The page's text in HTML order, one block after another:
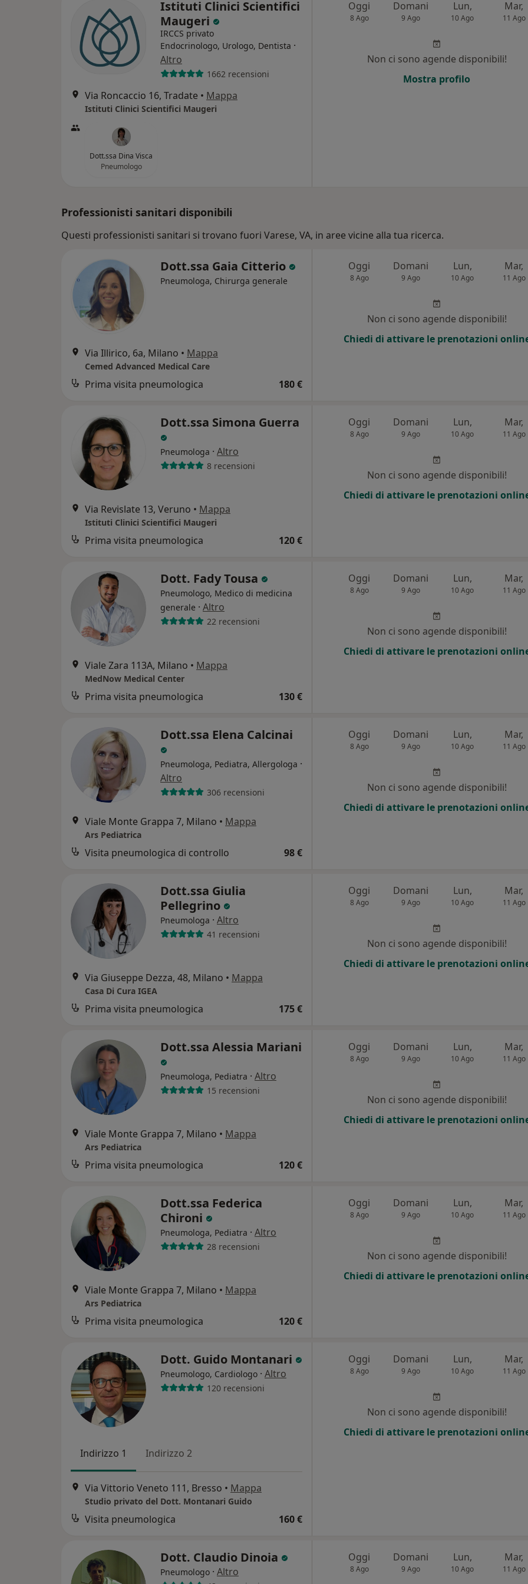
Istituti Clinici Scientifici
Maugeri
IRCCS privato
Endocrinologo, Urologo, Dentista ·
Altro
1662 recensioni
Via Roncaccio 16, Tradate • Mappa
Istituti Clinici Scientifici Maugeri
Dott.ssa Dina Visca
Pneumologo
Oggi
8 Ago
Domani
9 Ago
Lun,
10 Ago
Mar,
11 Ago
Non ci sono agende disponibili!
Mostra profilo
Professionisti sanitari disponibili
Questi professionisti sanitari si trovano fuori Varese, VA, in aree vicine alla tua ricerca.
Dott.ssa Gaia Citterio
Pneumologa, Chirurga generale
Via Illirico, 6a, Milano • Mappa
Cemed Advanced Medical Care
Prima visita pneumologica 180 €
Oggi
8 Ago
Domani
9 Ago
Lun,
10 Ago
Mar,
11 Ago
Non ci sono agende disponibili!
Chiedi di attivare le prenotazioni
Dott.ssa Simona Guerra
Pneumologa · Altro
8 recensioni
Via Revislate 13, Veruno • Mappa
Istituti Clinici Scientifici Maugeri
Prima visita pneumologica 120 €
Oggi
8 Ago
Domani
9 Ago
Lun,
10 Ago
Mar,
11 Ago
Non ci sono agende disponibili!
Chiedi di attivare le prenotazioni
Dott. Fady Tousa
Pneumologo, Medico di medicina
generale · Altro
22 recensioni
Viale Zara 113A, Milano • Mappa
MedNow Medical Center
Prima visita pneumologica 130 €
Oggi
8 Ago
Domani
9 Ago
Lun,
10 Ago
Mar,
11 Ago
Non ci sono agende disponibili!
Chiedi di attivare le prenotazioni
Dott.ssa Elena Calcinai
Pneumologa, Pediatra, Allergologa ·
Altro
306 recensioni
Viale Monte Grappa 7, Milano • Mappa
Ars Pediatrica
Visita pneumologica di controllo 98 €
Oggi
8 Ago
Domani
9 Ago
Lun,
10 Ago
Mar,
11 Ago
Non ci sono agende disponibili!
Chiedi di attivare le prenotazioni
Dott.ssa Giulia
Pellegrino
Pneumologa · Altro
41 recensioni
Via Giuseppe Dezza, 48, Milano • Mappa
Casa Di Cura IGEA
Prima visita pneumologica 175 €
Oggi
8 Ago
Domani
9 Ago
Lun,
10 Ago
Mar,
11 Ago
Non ci sono agende disponibili!
Chiedi di attivare le prenotazioni
Dott.ssa Alessia Mariani
Pneumologa, Pediatra · Altro
15 recensioni
Viale Monte Grappa 7, Milano • Mappa
Ars Pediatrica
Prima visita pneumologica 120 €
Oggi
8 Ago
Domani
9 Ago
Lun,
10 Ago
Mar,
11 Ago
Non ci sono agende disponibili!
Chiedi di attivare le prenotazioni
Dott.ssa Federica
Chironi
Pneumologa, Pediatra · Altro
28 recensioni
Viale Monte Grappa 7, Milano • Mappa
Ars Pediatrica
Prima visita pneumologica 120 €
Oggi
8 Ago
Domani
9 Ago
Lun,
10 Ago
Mar,
11 Ago
Non ci sono agende disponibili!
Chiedi di attivare le prenotazioni
Dott. Guido Montanari
Pneumologo, Cardiologo · Altro
120 recensioni
Indirizzo 1 Indirizzo 2
Via Vittorio Veneto 111, Bresso • Mappa
Studio privato del Dott. Montanari Guido
Visita pneumologica 160 €
Oggi
8 Ago
Domani
9 Ago
Lun,
10 Ago
Mar,
11 Ago
Non ci sono agende disponibili!
Chiedi di attivare le prenotazioni
Dott. Claudio Dinoia
Pneumologo · Altro
Oggi
8 Ago
Domani
9 Ago
Lun,
10 Ago
Mar,
11 Ago